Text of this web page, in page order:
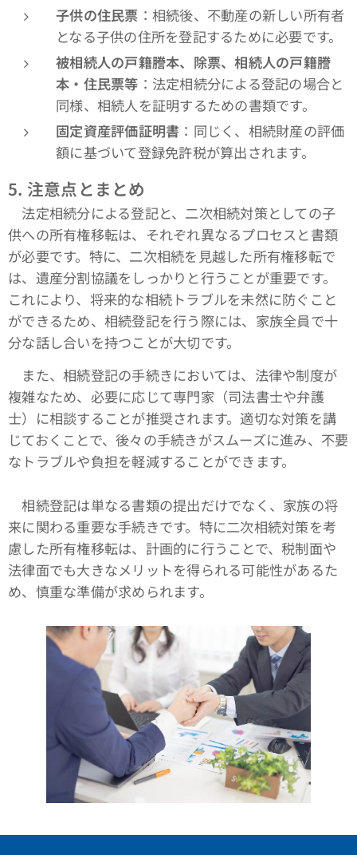
子供の住民票 ：相続後、不動産の新しい所有者
となる子供の住所を登記するために必要です。
被相続人の戸籍謄本、除票、相続人の戸籍謄
本・住民票等 ：法定相続分による登記の場合と
同様、相続人を証明するための書類です。
固定資産評価証明書 ：同じく、相続財産の評価
額に基づいて登録免許税が算出されます。
5. 注意点とまとめ
法定相続分による登記と、二次相続対策としての子
供への所有権移転は、それぞれ異なるプロセスと書類
が必要です。特に、二次相続を見越した所有権移転で
は、遺産分割協議をしっかりと行うことが重要です。
これにより、将来的な相続トラブルを未然に防ぐこと
ができるため、相続登記を行う際には、家族全員で十
分な話し合いを持つことが大切です。
また、相続登記の手続きにおいては、法律や制度が
複雑なため、必要に応じて専門家（司法書士や弁護
士）に相談することが推奨されます。適切な対策を講
じておくことで、後々の手続きがスムーズに進み、不要
なトラブルや負担を軽減することができます。
相続登記は単なる書類の提出だけでなく、家族の将
来に関わる重要な手続きです。特に二次相続対策を考
慮した所有権移転は、計画的に行うことで、税制面や
法律面でも大きなメリットを得られる可能性があるた
め、慎重な準備が求められます。